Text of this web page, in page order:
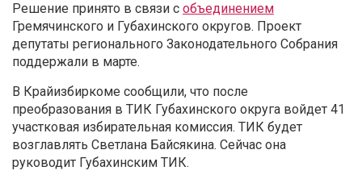
Решение принято в связи с объединением
Гремячинского и Губахинского округов. Проект
депутаты регионального Законодательного Собрания
поддержали в марте.
В Крайизбиркоме сообщили, что после
преобразования в ТИК Губахинского округа войдет 41
участковая избирательная комиссия. ТИК будет
возглавлять Светлана Байсякина. Сейчас она
руководит Губахинским ТИК.